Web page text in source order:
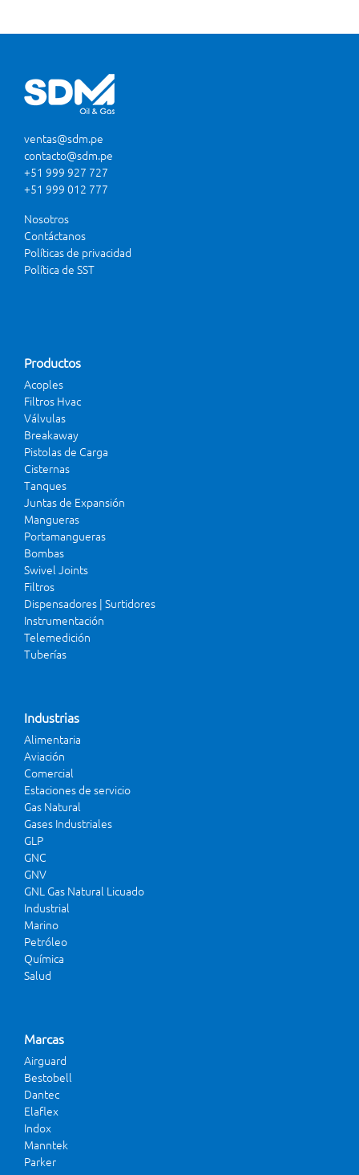
ventas@sdm.pe
contacto@sdm.pe
+51 999 927 727
+51 999 012 777
Nosotros
Contáctanos
Políticas de privacidad
Política de SST
Productos
Acoples
Filtros Hvac
Válvulas
Breakaway
Pistolas de Carga
Cisternas
Tanques
Juntas de Expansión
Mangueras
Portamangueras
Bombas
Swivel Joints
Filtros
Dispensadores | Surtidores
Instrumentación
Telemedición
Tuberías
Industrias
Alimentaria
Aviación
Comercial
Estaciones de servicio
Gas Natural
Gases Industriales
GLP
GNC
GNV
GNL Gas Natural Licuado
Industrial
Marino
Petróleo
Química
Salud
Marcas
Airguard
Bestobell
Dantec
Elaflex
Indox
Manntek
Parker